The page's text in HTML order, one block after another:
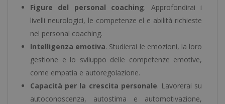
Figure del personal coaching. Approfondirai i
livelli neurologici, le competenze el e abilità richieste
nel personal coaching.
Intelligenza emotiva. Studierai le emozioni, la loro
gestione e lo sviluppo delle competenze emotive,
come empatia e autoregolazione.
Capacità per la crescita personale. Lavorerai su
autoconoscenza, autostima e automotivazione,